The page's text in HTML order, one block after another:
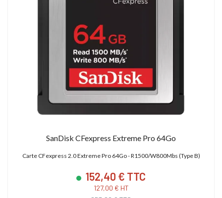
SanDisk CFexpress Extreme Pro 64Go
Carte CFexpress 2.0 Extreme Pro 64Go - R1500/W800Mbs (Type B)
152,40 € TTC
127,00 € HT